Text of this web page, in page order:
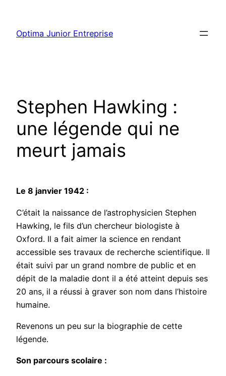
Optima Junior Entreprise
Stephen Hawking :
une légende qui ne
meurt jamais
Le 8 janvier 1942 :
C’était la naissance de l’astrophysicien Stephen
Hawking, le fils d’un chercheur biologiste à
Oxford. Il a fait aimer la science en rendant
accessible ses travaux de recherche scientifique. Il
était suivi par un grand nombre de public et en
dépit de la maladie dont il a été atteint depuis ses
20 ans, il a réussi à graver son nom dans l’histoire
humaine.
Revenons un peu sur la biographie de cette
légende.
Son parcours scolaire :